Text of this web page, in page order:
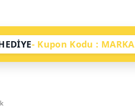
- Kupon Kodu :